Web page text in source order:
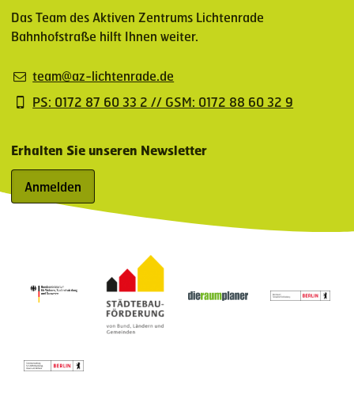
Das Team des Aktiven Zentrums Lichtenrade
Bahnhofstraße hilft Ihnen weiter.
team@az-lichtenrade.de
PS: 0172 87 60 33 2 // GSM: 0172 88 60 32 9
Erhalten Sie unseren Newsletter